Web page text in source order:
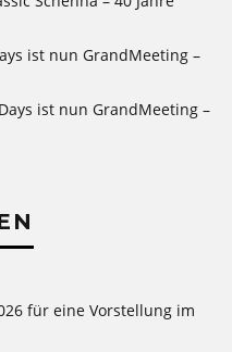
ist nun GrandMeeting –
ist nun GrandMeeting –
für eine Vorstellung im